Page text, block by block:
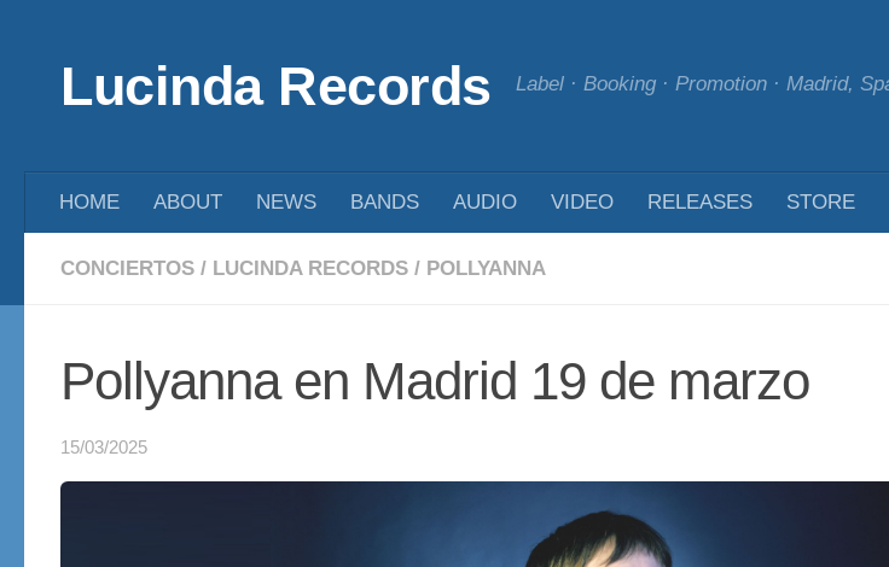
Lucinda Records Label · Booking · Promotion · Madrid,
HOME ABOUT NEWS BANDS AUDIO VIDEO RELEASES STORE
CONCIERTOS / LUCINDA RECORDS / POLLYANNA
Pollyanna en Madrid 19 de marzo
15/03/2025